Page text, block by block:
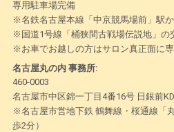
専用駐車場完備
※名鉄名古屋本線「中京競馬場前」駅か
※国道1号線「桶狭間古戦場伝説地」の
※お車でお越しの方はサロン真正面に
名古屋丸の内 事務所:
460-0003
名古屋市中区錦一丁目4番16号 日銀前
※名古屋市営地下鉄 鶴舞線・桜通線「
歩2分）